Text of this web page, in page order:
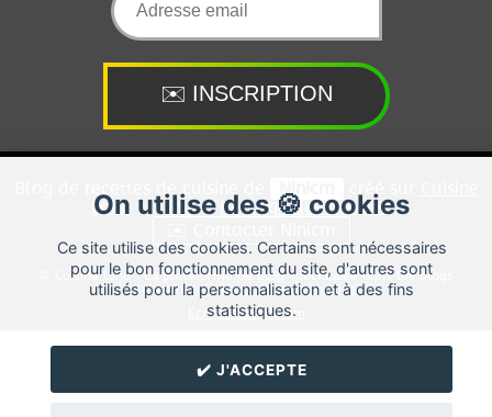
On utilise des 🍪 cookies
Ce site utilise des cookies. Certains sont nécessaires
pour le bon fonctionnement du site, d'autres sont
utilisés pour la personnalisation et à des fins
statistiques.
✔️ J'ACCEPTE
Blog de recettes de cuisine de Ninicm créé sur
Land
⁄ RSS ⁄ Réglage des cookies/
© Cuisine.land : La plateforme de blog spécialisée dans les blogs
culinaires.Créer un blog de cuisine
Ecriture Instagram